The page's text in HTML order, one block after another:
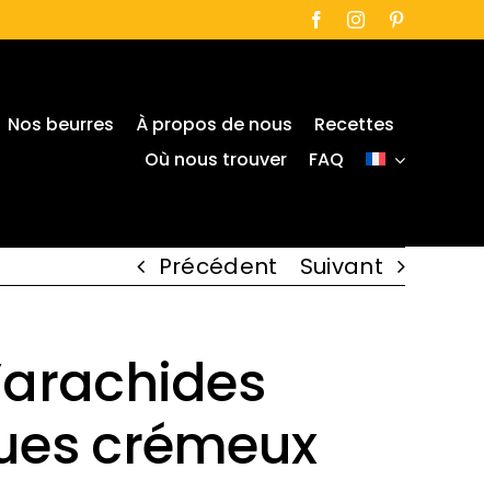
Nos beurres À propos de nous
Recettes
Où nous trouver
FAQ
Précédent Suivant
crémeux